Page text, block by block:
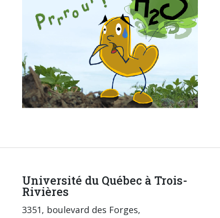
Université du Québec à Trois-
Rivières
3351, boulevard des Forges,